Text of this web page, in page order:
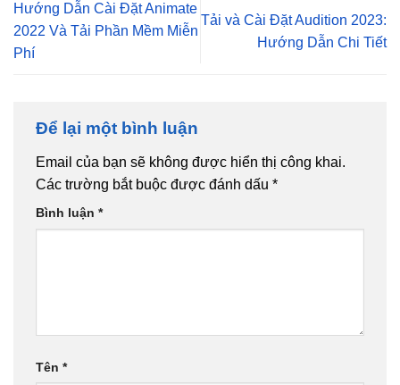
Hướng Dẫn Cài Đặt Animate
2022 Và Tải Phần Mềm Miễn
Phí
Tải và Cài Đặt Audition 2023:
Hướng Dẫn Chi Tiết
Để lại một bình luận
Email của bạn sẽ không được hiển thị công khai.
Các trường bắt buộc được đánh dấu *
Bình luận *
Tên *